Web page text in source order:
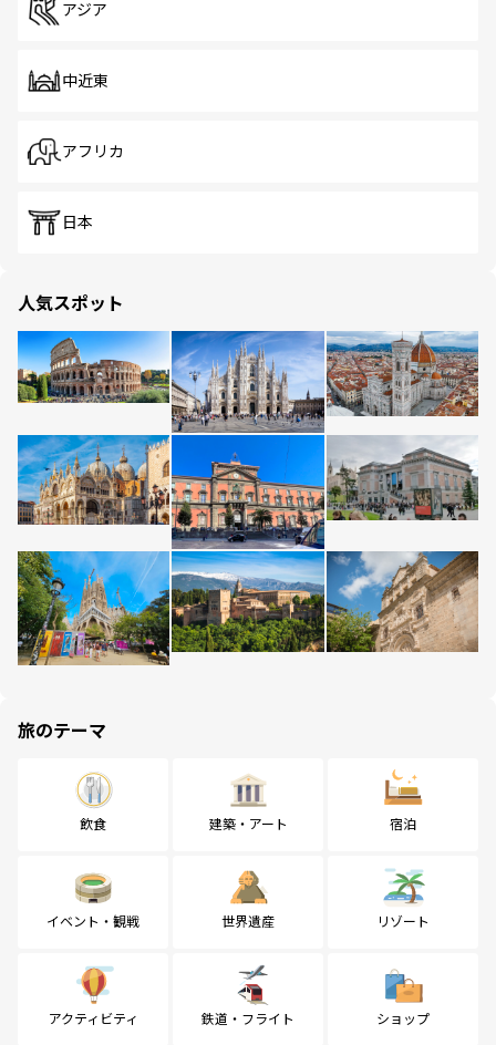
アジア
中近東
アフリカ
日本
人気スポット
旅のテーマ
飲食 建築・アート 宿泊
イベント・観戦 世界遺産 リゾート
アクティビティ 鉄道・フライト ショップ